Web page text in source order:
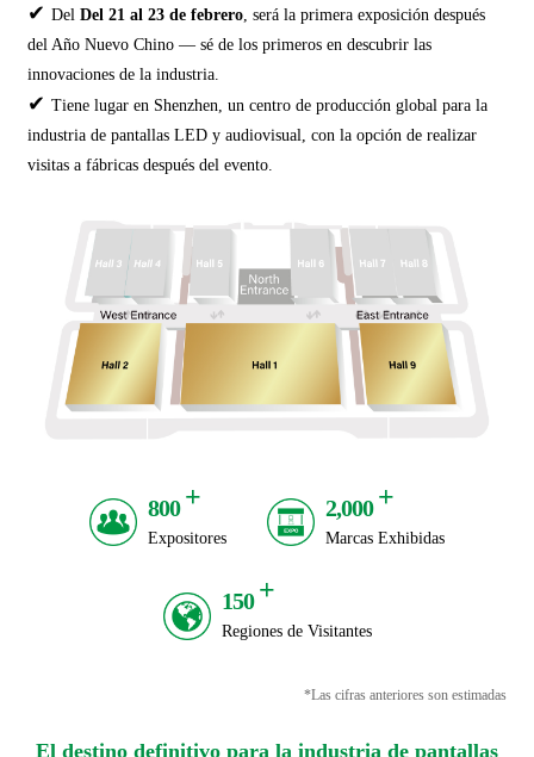
✔ Del Del 21 al 23 de febrero, será la primera exposición después
del Año Nuevo Chino — sé de los primeros en descubrir las
innovaciones de la industria.
✔ Tiene lugar en Shenzhen, un centro de producción global para la
industria de pantallas LED y audiovisual, con la opción de realizar
visitas a fábricas después del evento.
800+
Expositores
2,000+
Marcas Exhibidas
150+
Regiones de Visitantes
*Las cifras anteriores son estimadas
El destino definitivo para la industria de pantallas